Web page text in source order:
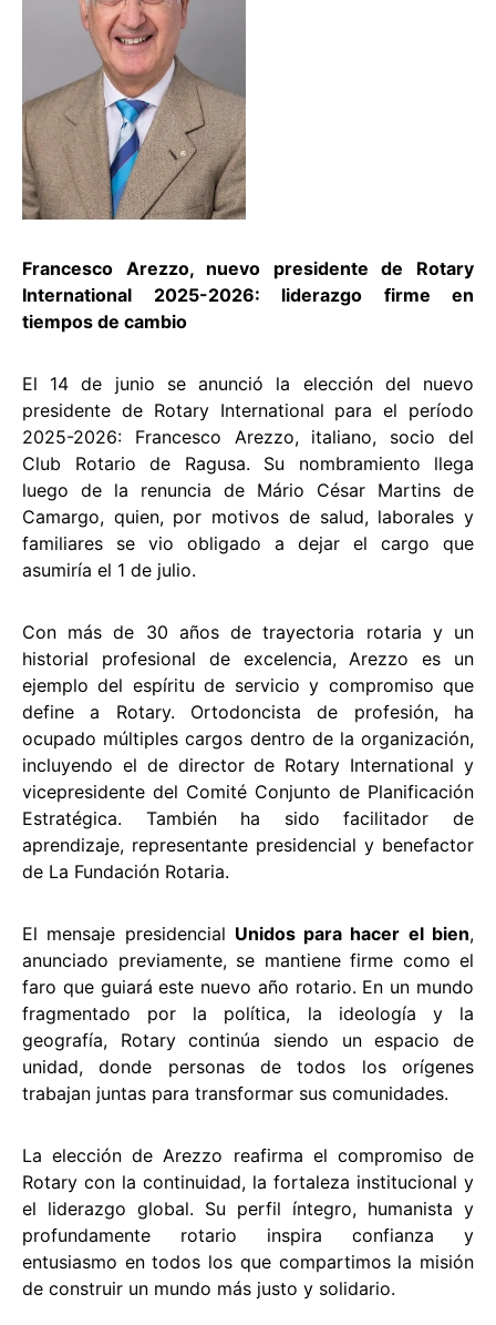
Francesco Arezzo, nuevo presidente de Rotary
International 2025-2026: liderazgo firme en
tiempos de cambio
El 14 de junio se anunció la elección del nuevo
presidente de Rotary International para el período
2025-2026: Francesco Arezzo, italiano, socio del
Club Rotario de Ragusa. Su nombramiento llega
luego de la renuncia de Mário César Martins de
Camargo, quien, por motivos de salud, laborales y
familiares se vio obligado a dejar el cargo que
asumiría el 1 de julio.
Con más de 30 años de trayectoria rotaria y un
historial profesional de excelencia, Arezzo es un
ejemplo del espíritu de servicio y compromiso que
define a Rotary. Ortodoncista de profesión, ha
ocupado múltiples cargos dentro de la organización,
incluyendo el de director de Rotary International y
vicepresidente del Comité Conjunto de Planificación
Estratégica. También ha sido facilitador de
aprendizaje, representante presidencial y benefactor
de La Fundación Rotaria.
El mensaje presidencial Unidos para hacer el bien,
anunciado previamente, se mantiene firme como el
faro que guiará este nuevo año rotario. En un mundo
fragmentado por la política, la ideología y la
geografía, Rotary continúa siendo un espacio de
unidad, donde personas de todos los orígenes
trabajan juntas para transformar sus comunidades.
La elección de Arezzo reafirma el compromiso de
Rotary con la continuidad, la fortaleza institucional y
el liderazgo global. Su perfil íntegro, humanista y
profundamente rotario inspira confianza y
entusiasmo en todos los que compartimos la misión
de construir un mundo más justo y solidario.